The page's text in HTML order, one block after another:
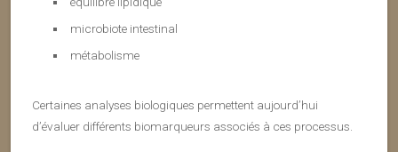
microbiote intestinal
métabolisme
Certaines analyses biologiques permettent aujourd’hui
d’évaluer différents biomarqueurs associés à ces processus.